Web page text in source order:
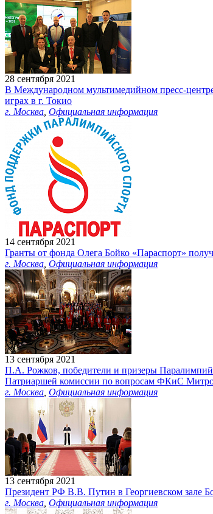
28 сентября 2021
В Международном мультимедийном пресс-
играх в г. Токио
г. Москва, Официальная информация
14 сентября 2021
Гранты от фонда Олега Бойко «Параспорт»
г. Москва, Официальная информация
13 сентября 2021
П.А. Рожков, победители и призеры
Патриаршей комиссии по вопросам ФКиС
г. Москва, Официальная информация
13 сентября 2021
Президент РФ В.В. Путин в Георгиевском зале
г. Москва, Официальная информация